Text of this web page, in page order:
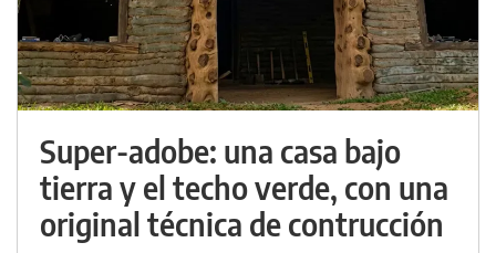
Super-adobe: una casa bajo
tierra y el techo verde, con una
original técnica de contrucción